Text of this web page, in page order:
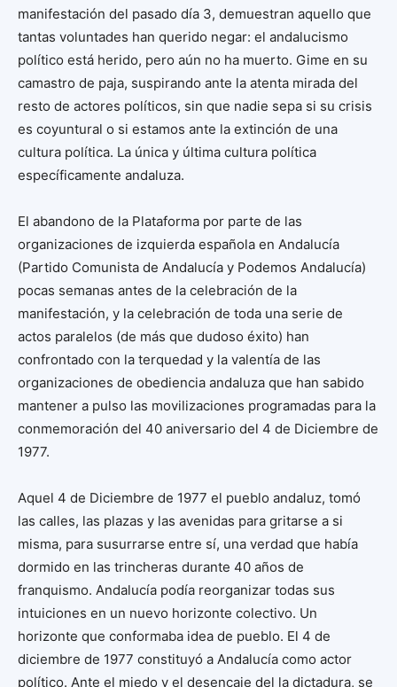
manifestación del pasado día 3, demuestran aquello que
tantas voluntades han querido negar: el andalucismo
político está herido, pero aún no ha muerto. Gime en su
camastro de paja, suspirando ante la atenta mirada del
resto de actores políticos, sin que nadie sepa si su crisis
es coyuntural o si estamos ante la extinción de una
cultura política. La única y última cultura política
específicamente andaluza.
El abandono de la Plataforma por parte de las
organizaciones de izquierda española en Andalucía
(Partido Comunista de Andalucía y Podemos Andalucía)
pocas semanas antes de la celebración de la
manifestación, y la celebración de toda una serie de
actos paralelos (de más que dudoso éxito) han
confrontado con la terquedad y la valentía de las
organizaciones de obediencia andaluza que han sabido
mantener a pulso las movilizaciones programadas para la
conmemoración del 40 aniversario del 4 de Diciembre de
1977.
Aquel 4 de Diciembre de 1977 el pueblo andaluz, tomó
las calles, las plazas y las avenidas para gritarse a si
misma, para susurrarse entre sí, una verdad que había
dormido en las trincheras durante 40 años de
franquismo. Andalucía podía reorganizar todas sus
intuiciones en un nuevo horizonte colectivo. Un
horizonte que conformaba idea de pueblo. El 4 de
diciembre de 1977 constituyó a Andalucía como actor
político. Ante el miedo y el desencaje del la dictadura, se